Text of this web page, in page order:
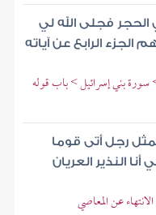
فجلى الله لي
الرابع عن آياته
بني إسرائيل > باب قوله
رجل أتى قوما
النذير العريان
عن المعاصي